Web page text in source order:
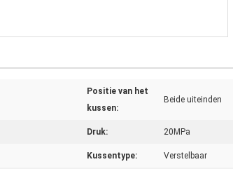
Positie van het
kussen:
Beide uiteinden
Druk: 20MPa
Kussentype: Verstelbaar